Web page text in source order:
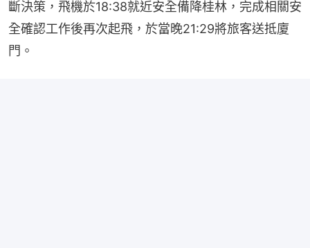
斷決策，飛機於18:38就近安全備降桂林，完成相關安
全確認工作後再次起飛，於當晚21:29將旅客送抵廈
門。